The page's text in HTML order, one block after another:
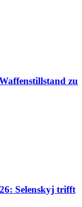
zu
Selenskyj trifft